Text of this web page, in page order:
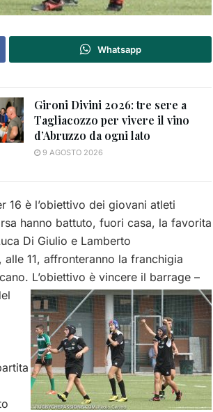
Whatsapp
Gironi Divini 2026: tre sere a
Tagliacozzo per vivere il vino
d’Abruzzo da ogni lato
9 AGOSTO 2026
16 è l’obiettivo dei giovani atleti
hanno battuto, fuori casa, la favorita
Di Giulio e Lamberto
11, affronteranno la franchigia
L’obiettivo è vincere il barrage –